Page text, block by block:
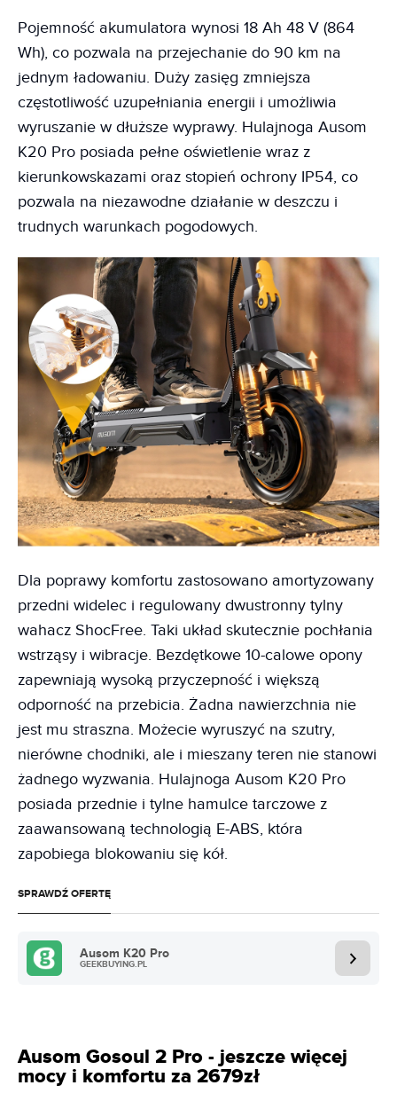
Pojemność akumulatora wynosi 18 Ah 48 V (864
Wh), co pozwala na przejechanie do 90 km na
jednym ładowaniu. Duży zasięg zmniejsza
częstotliwość uzupełniania energii i umożliwia
wyruszanie w dłuższe wyprawy. Hulajnoga Ausom
K20 Pro posiada pełne oświetlenie wraz z
kierunkowskazami oraz stopień ochrony IP54, co
pozwala na niezawodne działanie w deszczu i
trudnych warunkach pogodowych.
Dla poprawy komfortu zastosowano amortyzowany
przedni widelec i regulowany dwustronny tylny
wahacz ShocFree. Taki układ skutecznie pochłania
wstrząsy i wibracje. Bezdętkowe 10-calowe opony
zapewniają wysoką przyczepność i większą
odporność na przebicia. Żadna nawierzchnia nie
jest mu straszna. Możecie wyruszyć na szutry,
nierówne chodniki, ale i mieszany teren nie stanowi
żadnego wyzwania. Hulajnoga Ausom K20 Pro
posiada przednie i tylne hamulce tarczowe z
zaawansowaną technologią E-ABS, która
zapobiega blokowaniu się kół.
SPRAWDŹ OFERTĘ
Ausom K20 Pro
GEEKBUYING.PL
Ausom Gosoul 2 Pro - jeszcze więcej
mocy i komfortu za 2679zł